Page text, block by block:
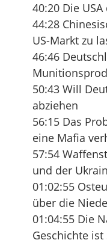
40:20 Die
44:28
US-Markt zu
46:46
50:43 Will
abziehen
56:15 Das
eine Mafia
57:54
und der
01:02:55
über die
01:04:55 Die
Geschichte